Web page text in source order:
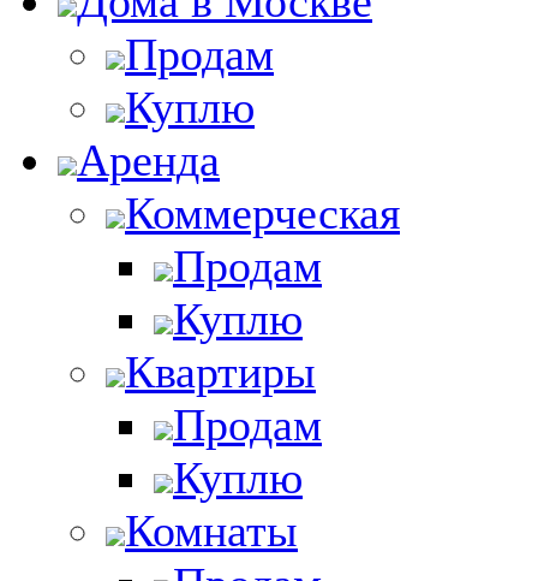
Продам
Куплю
Аренда
Коммерческая
Продам
Куплю
Квартиры
Продам
Куплю
Комнаты